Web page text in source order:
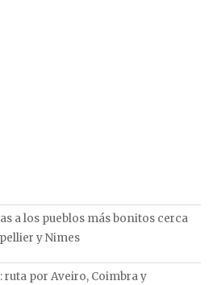
a los pueblos más bonitos cerca
y Nimes
ruta por Aveiro, Coimbra y